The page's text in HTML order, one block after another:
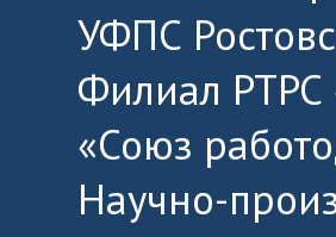
УФПС
Филиал РТРС
«Союз
Научно-